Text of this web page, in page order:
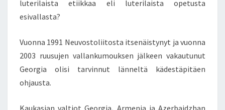
I
I
S
luterilaista etiikkaa eli luterilaista opetusta
esivallasta?
Vuonna 1991 Neuvostoliitosta itsenäistynyt ja vuonna
2003 ruusujen vallankumouksen jälkeen vakautunut
Georgia olisi tarvinnut länneltä kädestäpitäen
ohjausta.
Kaukasian valtiot Georgia, Armenia ja Azerbaidzhan